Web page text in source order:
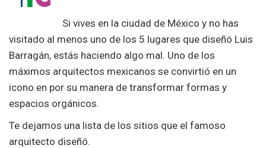
Si vives en la ciudad de México y no has
visitado al menos uno de los 5 lugares que diseñó Luis
Barragán, estás haciendo algo mal. Uno de los
máximos arquitectos mexicanos se convirtió en un
icono en por su manera de transformar formas y
espacios orgánicos.
Te dejamos una lista de los sitios que el famoso
arquitecto diseñó.